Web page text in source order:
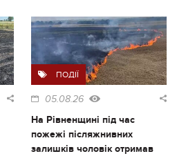
ПОДІЇ
05.08.26
На Рівненщині під час
пожежі післяжнивних
залишків чоловік отримав